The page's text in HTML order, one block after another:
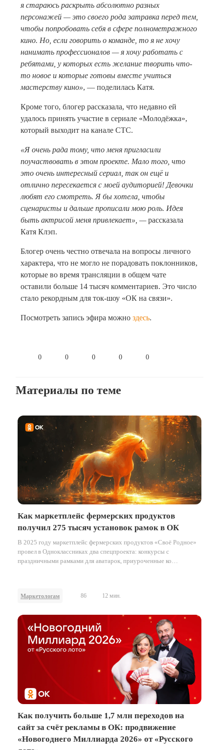
я стараюсь раскрыть абсолютно разных
персонажей — это своего рода затравка перед тем,
чтобы попробовать себя в сфере полнометражного
кино. Но, если говорить о команде, то я не хочу
нанимать профессионалов — я хочу работать с
ребятами, у которых есть желание творить что-
то новое и которые готовы вместе учиться
мастерству кино», — поделилась Катя.
Кроме того, блогер рассказала, что недавно ей
удалось принять участие в сериале «Молодёжка»,
который выходит на канале СТС.
«Я очень рада тому, что меня пригласили
поучаствовать в этом проекте. Мало того, что
это очень интересный сериал, так он ещё и
отлично пересекается с моей аудиторией! Девочки
любят его смотреть. Я бы хотела, чтобы
сценаристы и дальше прописали мою роль. Идея
быть актрисой меня привлекает», —рассказала
Катя Клэп.
Блогер очень честно отвечала на вопросы личного
характера, что не могло не порадовать поклонников,
которые во время трансляции в общем чате
оставили больше 14 тысяч комментариев. Это число
стало рекордным для ток-шоу «ОК на связи».
Посмотреть запись эфира можно здесь.
0 0 0 0 0
Материалы по теме
Как маркетплейс фермерских продуктов
получил 275 тысяч установок рамок в ОК
В 2025 году маркетплейс фермерских продуктов «Своё Родное»
провел в Одноклассниках два спецпроекта: конкурсы с
праздничными рамками для аватарок, приуроченные ко
Маркетологам 86 12 мин.
Как получить больше 1,7 млн переходов на
сайт за счёт рекламы в ОК: продвижение
«Новогоднего Миллиарда 2026» от «Русского